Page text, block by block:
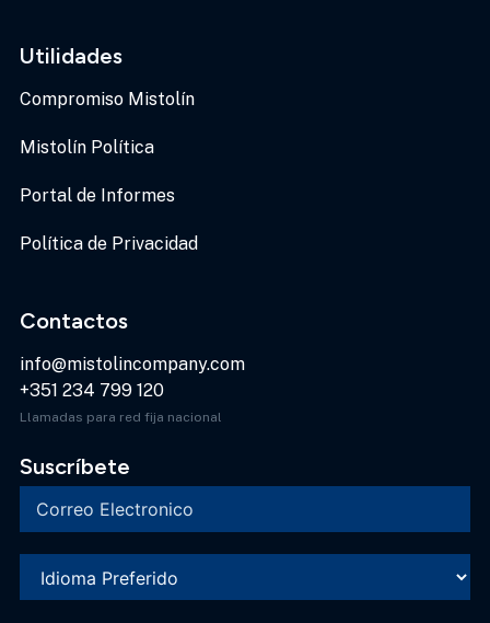
Utilidades
Compromiso Mistolín
Mistolín Política
Portal de Informes
Política de Privacidad
Contactos
info@mistolincompany.com
+351 234 799 120
Llamadas para red fija nacional
Suscríbete